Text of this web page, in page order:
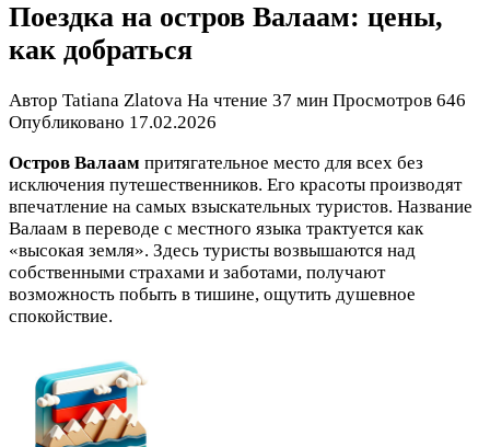
Поездка на остров Валаам: цены,
как добраться
Автор Tatiana Zlatova На чтение 37 мин Просмотров 646
Опубликовано 17.02.2026
Остров Валаам притягательное место для всех без
исключения путешественников. Его красоты производят
впечатление на самых взыскательных туристов. Название
Валаам в переводе с местного языка трактуется как
«высокая земля». Здесь туристы возвышаются над
собственными страхами и заботами, получают
возможность побыть в тишине, ощутить душевное
спокойствие.